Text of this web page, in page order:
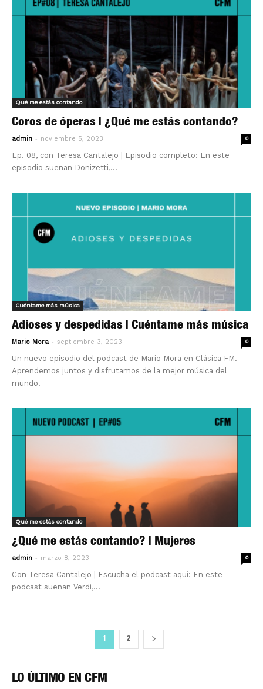
Qué me estás contando
Coros de óperas | ¿Qué me estás contando?
admin - noviembre 5, 2023 0
Ep. 08, con Teresa Cantalejo | Episodio completo: En este
episodio suenan Donizetti,...
Cuéntame más música
Adioses y despedidas | Cuéntame más música
Mario Mora - septiembre 3, 2023 0
Un nuevo episodio del podcast de Mario Mora en Clásica FM.
Aprendemos juntos y disfrutamos de la mejor música del
mundo.
Qué me estás contando
¿Qué me estás contando? | Mujeres
admin - marzo 8, 2023 0
Con Teresa Cantalejo | Escucha el podcast aquí: En este
podcast suenan Verdi,...
1 2
LO ÚLTIMO EN CFM